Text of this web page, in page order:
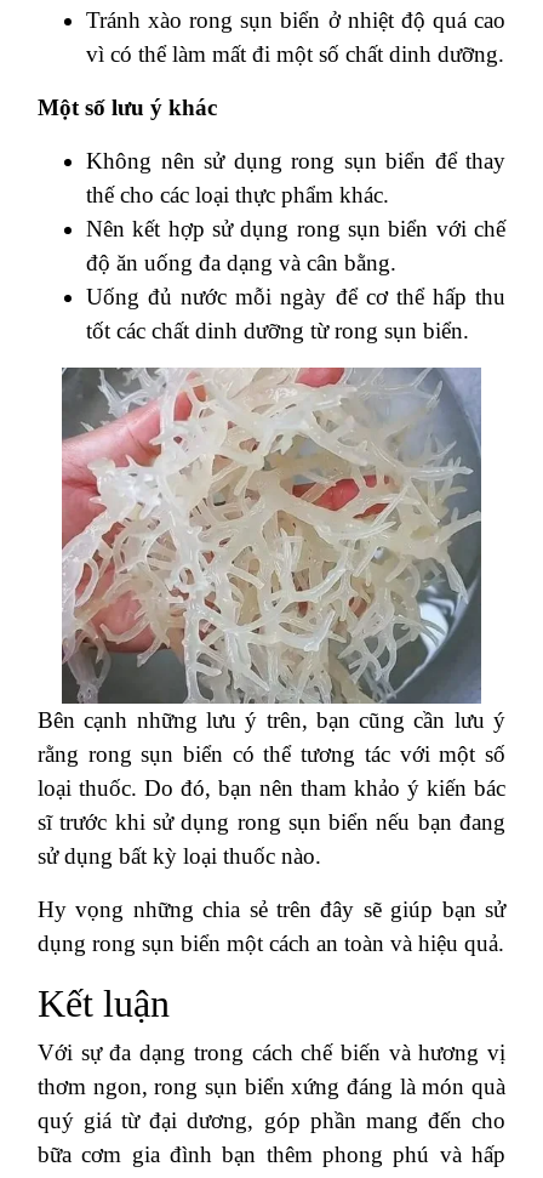
Tránh xào rong sụn biển ở nhiệt độ quá cao
vì có thể làm mất đi một số chất dinh dưỡng.
Một số lưu ý khác
Không nên sử dụng rong sụn biển để thay
thế cho các loại thực phẩm khác.
Nên kết hợp sử dụng rong sụn biển với chế
độ ăn uống đa dạng và cân bằng.
Uống đủ nước mỗi ngày để cơ thể hấp thu
tốt các chất dinh dưỡng từ rong sụn biển.
Bên cạnh những lưu ý trên, bạn cũng cần lưu ý
rằng rong sụn biển có thể tương tác với một số
loại thuốc. Do đó, bạn nên tham khảo ý kiến bác
sĩ trước khi sử dụng rong sụn biển nếu bạn đang
sử dụng bất kỳ loại thuốc nào.
Hy vọng những chia sẻ trên đây sẽ giúp bạn sử
dụng rong sụn biển một cách an toàn và hiệu quả.
Kết luận
Với sự đa dạng trong cách chế biến và hương vị
thơm ngon, rong sụn biển xứng đáng là món quà
quý giá từ đại dương, góp phần mang đến cho
bữa cơm gia đình bạn thêm phong phú và hấp